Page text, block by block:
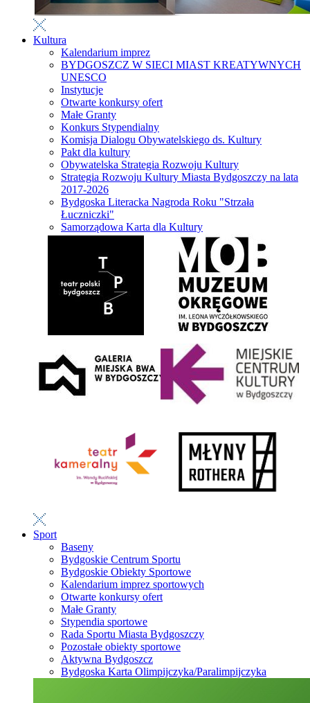
Kultura
Kalendarium imprez
BYDGOSZCZ W SIECI MIAST KREATYWNYCH
UNESCO
Instytucje
Otwarte konkursy ofert
Małe Granty
Konkurs Stypendialny
Komisja Dialogu Obywatelskiego ds. Kultury
Pakt dla kultury
Obywatelska Strategia Rozwoju Kultury
Strategia Rozwoju Kultury Miasta Bydgoszczy na lata
2017-2026
Bydgoska Literacka Nagroda Roku "Strzała
Łuczniczki"
Samorządowa Karta dla Kultury
Sport
Baseny
Bydgoskie Centrum Sportu
Bydgoskie Obiekty Sportowe
Kalendarium imprez sportowych
Otwarte konkursy ofert
Małe Granty
Stypendia sportowe
Rada Sportu Miasta Bydgoszczy
Pozostałe obiekty sportowe
Aktywna Bydgoszcz
Bydgoska Karta Olimpijczyka/Paralimpijczyka